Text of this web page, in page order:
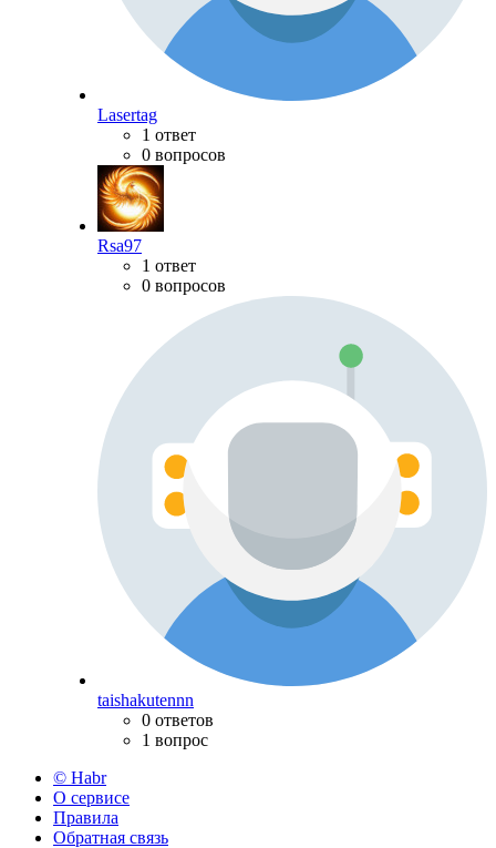
Lasertag
1 ответ
0 вопросов
Rsa97
1 ответ
0 вопросов
taishakutennn
0 ответов
1 вопрос
© Habr
О сервисе
Правила
Обратная связь